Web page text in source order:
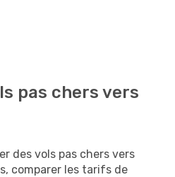
pas chers vers
des vols pas chers vers
comparer les tarifs de